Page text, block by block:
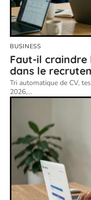
BUSINESS
Faut-il craindre
dans le
Tri automatique de CV,
2026,…